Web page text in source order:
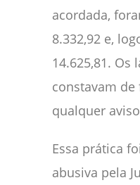
acordada,
8.332,92 e,
14.625,81. Os
constavam de
qualquer
Essa prática
abusiva pela